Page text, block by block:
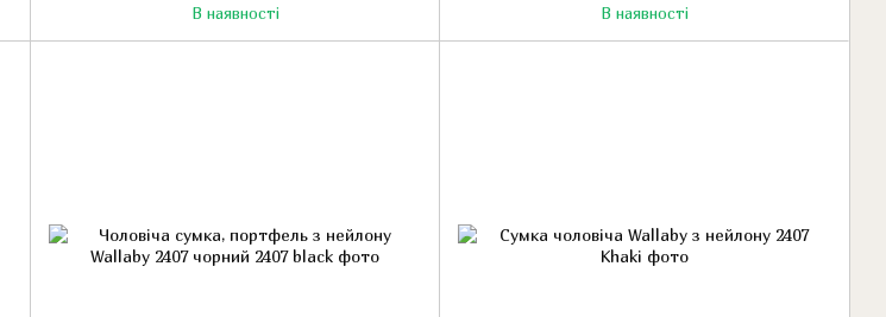
В наявності В наявності